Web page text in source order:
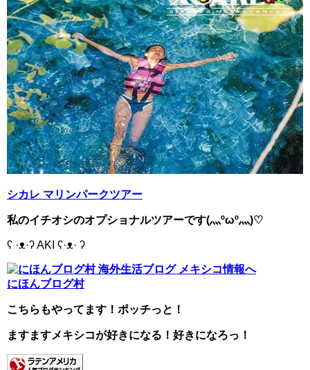
シカレ マリンパークツアー
私のイチオシのオプショナルツアーです(灬ºωº灬)♡
ʕ ·ᴥ·ʔ AKI ʕ·ᴥ· ʔ
にほんブログ村
こちらもやってます！ポッチっと！
ますますメキシコが好きになる！好きになろっ！